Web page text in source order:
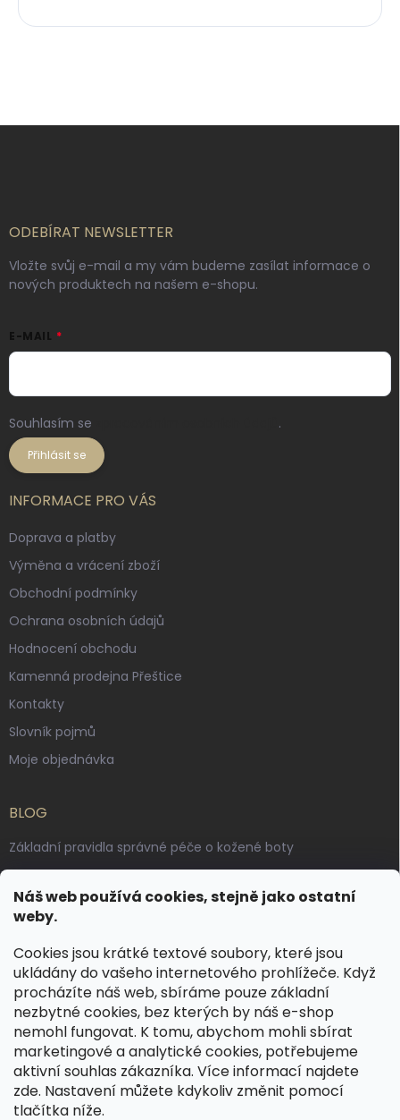
Náš web používá cookies, stejně jako ostatní
weby.
Cookies jsou krátké textové soubory, které jsou
ukládány do vašeho internetového prohlížeče. Když
procházíte náš web, sbíráme pouze základní
nezbytné cookies, bez kterých by náš e-shop
nemohl fungovat. K tomu, abychom mohli sbírat
marketingové a analytické cookies, potřebujeme
aktivní souhlas zákazníka. Více informací najdete
zde. Nastavení můžete kdykoliv změnit pomocí
tlačítka níže.
ODEBÍRAT NEWSLETTER
Vložte svůj e-mail a my vám budeme zasílat informace o
nových produktech na našem e-shopu.
E-MAIL
Souhlasím se .
Přihlásit se
INFORMACE PRO VÁS
Doprava a platby
Výměna a vrácení zboží
Obchodní podmínky
Ochrana osobních údajů
Hodnocení obchodu
Kamenná prodejna Přeštice
Kontakty
Slovník pojmů
Moje objednávka
BLOG
Základní pravidla správné péče o kožené boty
Výroba českých kožených opasků: vůně pravé kůže, dotek
řemesla
KONTAKT
dotazy@spongr.cz
+420 776 663 962
https://www.facebook.com/spongr.cz